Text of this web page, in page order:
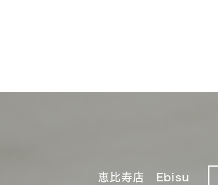
恵比寿店 Ebisu